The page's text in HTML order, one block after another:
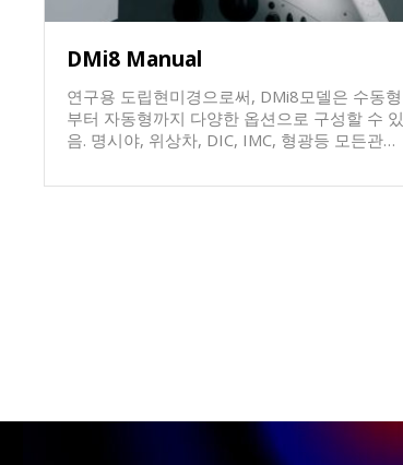
DMi8 Manual
연구용 도립현미경으로써, DMi8모델은 수동형
부터 자동형까지 다양한 옵션으로 구성할 수 있
음. 명시야, 위상차, DIC, IMC, 형광등 모든관찰
양한 카메라 선택가능 및 2개이상의 카메라를